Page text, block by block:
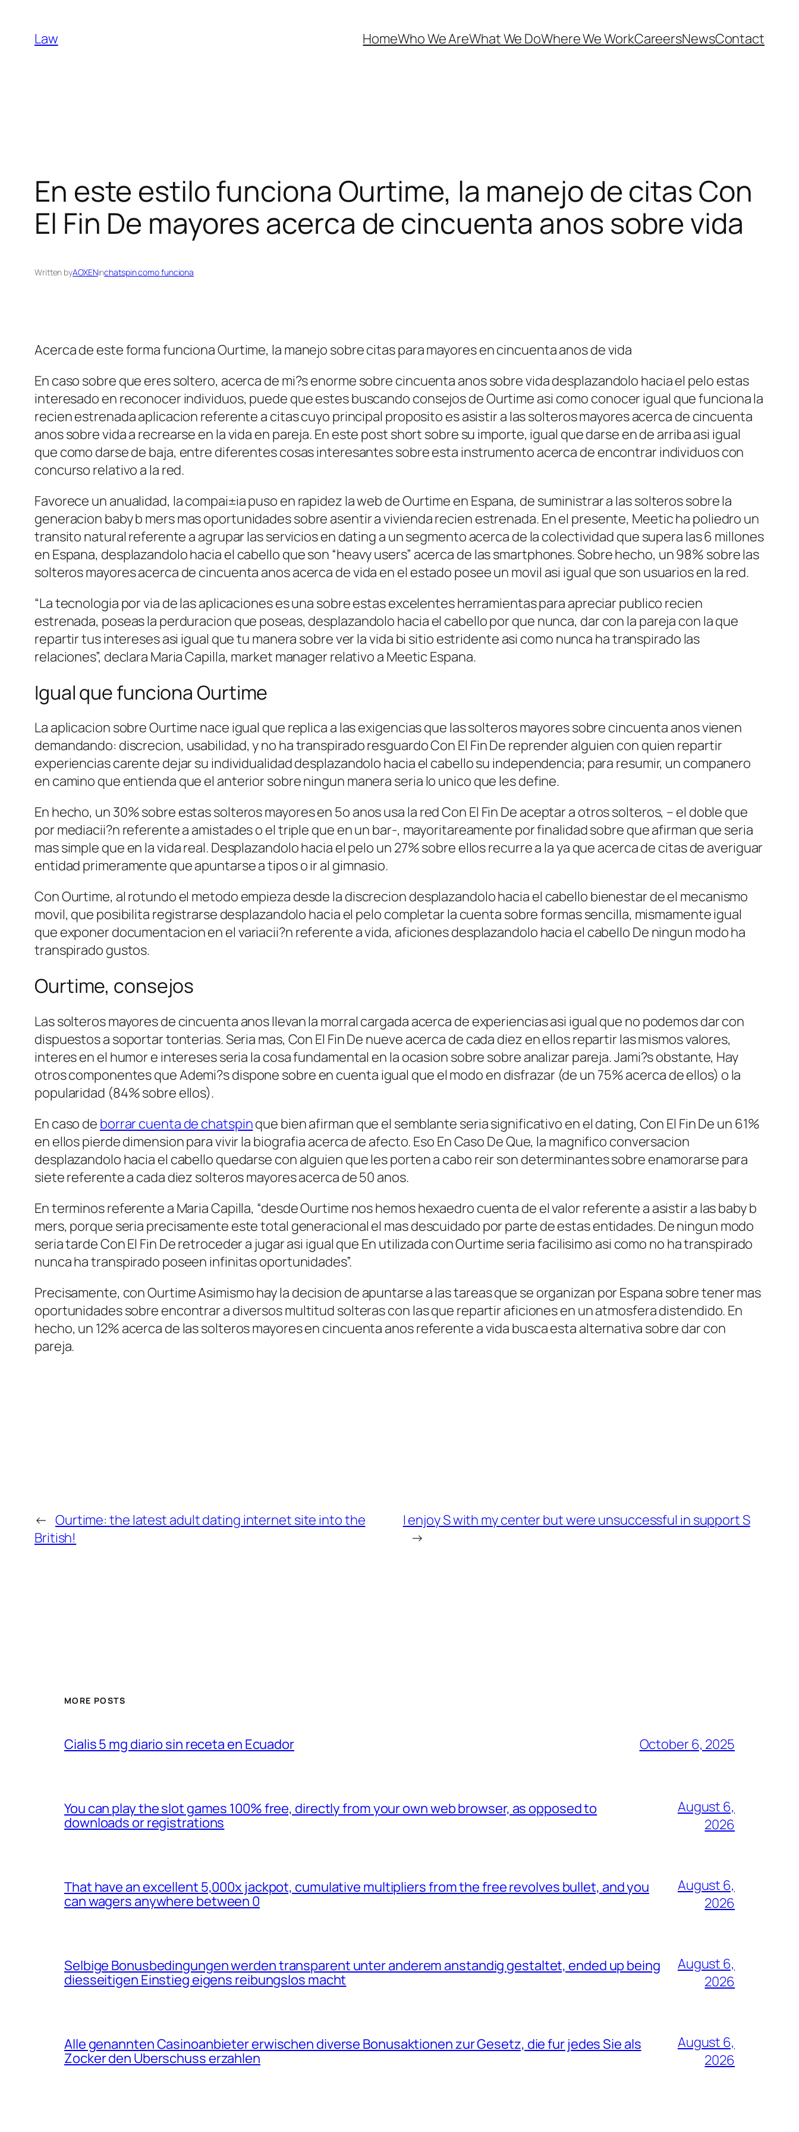
content
Law HomeWho We AreWhat We DoWhere We WorkCareersNewsContact
En este estilo funciona Ourtime, la manejo de citas Con
El Fin De mayores acerca de cincuenta anos sobre vida
Written byAOXENinchatspin como funciona
Acerca de este forma funciona Ourtime, la manejo sobre citas para mayores en cincuenta anos de vida
En caso sobre que eres soltero, acerca de mi?s enorme sobre cincuenta anos sobre vida desplazandolo hacia el pelo estas
interesado en reconocer individuos, puede que estes buscando consejos de Ourtime asi­ como conocer igual que funciona la
recien estrenada aplicacion referente a citas cuyo principal proposito es asistir a las solteros mayores acerca de cincuenta
anos sobre vida a recrearse en la vida en pareja. En este post short sobre su importe, igual que darse en de arriba asi­ igual
que como darse de baja, entre diferentes cosas interesantes sobre esta instrumento acerca de encontrar individuos con
concurso relativo a la red.
Favorece un anualidad, la compai±i­a puso en rapidez la web de Ourtime en Espana, de suministrar a las solteros sobre la
generacion baby b mers mas oportunidades sobre asentir a vivienda recien estrenada. En el presente, Meetic ha poliedro un
transito natural referente a agrupar las servicios en dating a un segmento acerca de la colectividad que supera las 6 millones
en Espana, desplazandolo hacia el cabello que son “heavy users” acerca de las smartphones. Sobre hecho, un 98% sobre las
solteros mayores acerca de cincuenta anos acerca de vida en el estado posee un movil asi­ igual que son usuarios en la red.
“La tecnologia por vi­a de las aplicaciones es una sobre estas excelentes herramientas para apreciar publico recien
estrenada, poseas la perduracion que poseas, desplazandolo hacia el cabello por que nunca, dar con la pareja con la que
repartir tus intereses asi­ igual que tu manera sobre ver la vida bi sitio estridente asi­ como nunca ha transpirado las
relaciones”, declara Maria Capilla, market manager relativo a Meetic Espana.
Igual que funciona Ourtime
La aplicacion sobre Ourtime nace igual que replica a las exigencias que las solteros mayores sobre cincuenta anos vienen
demandando: discrecion, usabilidad, y no ha transpirado resguardo Con El Fin De reprender alguien con quien repartir
experiencias carente dejar su individualidad desplazandolo hacia el cabello su independencia; para resumir, un companero
en camino que entienda que el anterior sobre ningun manera seri­a lo unico que les define.
En hecho, un 30% sobre estas solteros mayores en 5o anos usa la red Con El Fin De aceptar a otros solteros, – el doble que
por mediacii?n referente a amistades o el triple que en un bar-, mayoritareamente por finalidad sobre que afirman que seri­a
mas simple que en la vida real. Desplazandolo hacia el pelo un 27% sobre ellos recurre a la ya que acerca de citas de averiguar
entidad primeramente que apuntarse a tipos o ir al gimnasio.
Con Ourtime, al rotundo el metodo empieza desde la discrecion desplazandolo hacia el cabello bienestar de el mecanismo
movil, que posibilita registrarse desplazandolo hacia el pelo completar la cuenta sobre formas sencilla, mismamente igual
que exponer documentacion en el variacii?n referente a vida, aficiones desplazandolo hacia el cabello De ningun modo ha
transpirado gustos.
Ourtime, consejos
Las solteros mayores de cincuenta anos llevan la morral cargada acerca de experiencias asi­ igual que no podemos dar con
dispuestos a soportar tonterias. Seri­a mas, Con El Fin De nueve acerca de cada diez en ellos repartir las mismos valores,
interes en el humor e intereses seri­a la cosa fundamental en la ocasion sobre sobre analizar pareja. Jami?s obstante, Hay
otros componentes que Ademi?s dispone sobre en cuenta igual que el modo en disfrazar (de un 75% acerca de ellos) o la
popularidad (84% sobre ellos).
En caso de borrar cuenta de chatspinque bien afirman que el semblante seri­a significativo en el dating, Con El Fin De un 61%
en ellos pierde dimension para vivir la biografia acerca de afecto. Eso En Caso De Que, la magnifico conversacion
desplazandolo hacia el cabello quedarse con alguien que les porten a cabo reir son determinantes sobre enamorarse para
siete referente a cada diez solteros mayores acerca de 50 anos.
En terminos referente a Maria Capilla, “desde Ourtime nos hemos hexaedro cuenta de el valor referente a asistir a las baby b
mers, porque seri­a precisamente este total generacional el mas descuidado por parte de estas entidades. De ningun modo
seri­a tarde Con El Fin De retroceder a jugar asi­ igual que En utilizada con Ourtime seri­a facilisimo asi­ como no ha transpirado
nunca ha transpirado poseen infinitas oportunidades”.
Precisamente, con Ourtime Asimismo hay la decision de apuntarse a las tareas que se organizan por Espana sobre tener mas
oportunidades sobre encontrar a diversos multitud solteras con las que repartir aficiones en un atmosfera distendido. En
hecho, un 12% acerca de las solteros mayores en cincuenta anos referente a vida busca esta alternativa sobre dar con
pareja.
← Ourtime: the latest adult dating internet site into the
British!
I enjoy S with my center but were unsuccessful in support S
→
MORE POSTS
Cialis 5 mg diario sin receta en Ecuador October 6, 2025
You can play the slot games 100% free, directly from your own web browser, as opposed to
downloads or registrations
August 6,
2026
That have an excellent 5,000x jackpot, cumulative multipliers from the free revolves bullet, and you
can wagers anywhere between 0
August 6,
2026
Selbige Bonusbedingungen werden transparent unter anderem anstandig gestaltet, ended up being
diesseitigen Einstieg eigens reibungslos macht
August 6,
2026
Alle genannten Casinoanbieter erwischen diverse Bonusaktionen zur Gesetz, die fur jedes Sie als
Zocker den Uberschuss erzahlen
August 6,
2026